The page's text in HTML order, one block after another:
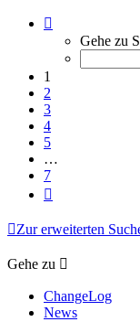
von
Gehe zu
1
2
3
4
5
…
7
Zur erweiterten
Gehe zu
ChangeLog
News